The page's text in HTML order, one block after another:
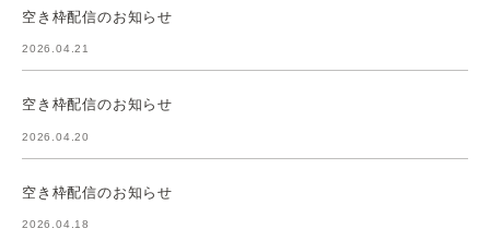
空き枠配信のお知らせ
2026.04.21
空き枠配信のお知らせ
2026.04.20
空き枠配信のお知らせ
2026.04.18